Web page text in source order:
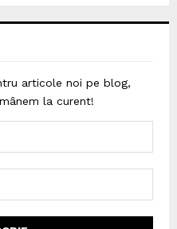
articole noi pe blog,
la curent!